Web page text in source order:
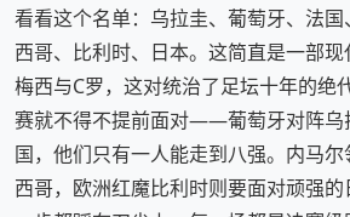
看看这个名单：乌拉圭、葡萄牙、法
西哥、比利时、日本。这简直是一部现
梅西与C罗，这对统治了足坛十年的绝
赛就不得不提前面对——葡萄牙对阵乌
国，他们只有一人能走到八强。内马
西哥，欧洲红魔比利时则要面对顽强